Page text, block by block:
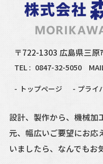
〒722-1303 広島県三
TEL : 0847-32-5050
トップページ プライ
設計、製作から、機械加
元、 幅広いご要望にお応
いましたら、 なんでもお